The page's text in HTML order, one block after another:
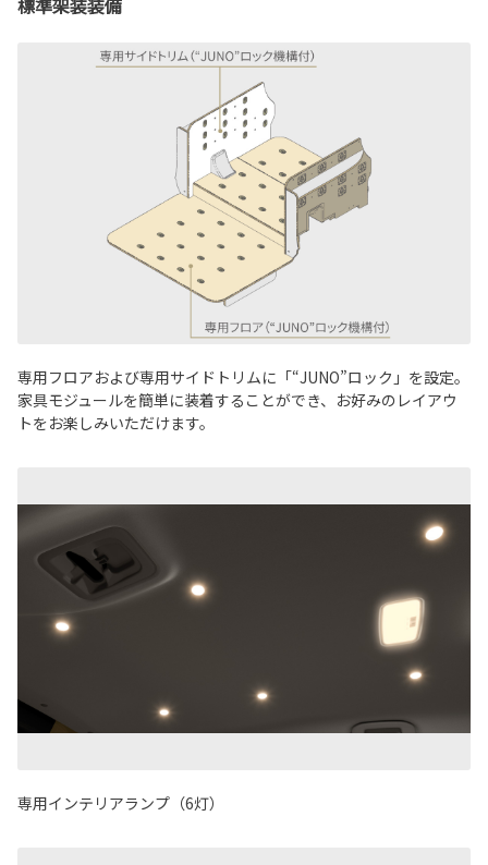
標準架装装備
専用フロアおよび専用サイドトリムに「“JUNO”ロック」を設定。
家具モジュールを簡単に装着することができ、お好みのレイアウ
トをお楽しみいただけます。
専用インテリアランプ（6灯）